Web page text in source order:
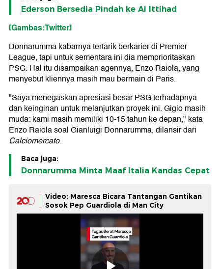
Ederson Bersedia Pindah ke Al Ittihad
[Gambas:Twitter]
Donnarumma kabarnya tertarik berkarier di Premier
League, tapi untuk sementara ini dia memprioritaskan
PSG. Hal itu disampaikan agennya, Enzo Raiola, yang
menyebut kliennya masih mau bermain di Paris.
"Saya menegaskan apresiasi besar PSG terhadapnya
dan keinginan untuk melanjutkan proyek ini. Gigio masih
muda: kami masih memiliki 10-15 tahun ke depan," kata
Enzo Raiola soal Gianluigi Donnarumma, dilansir dari
Calciomercato.
Baca juga:
Donnarumma Minta Maaf Italia Kandas Cepat
Video: Maresca Bicara Tantangan Gantikan
Sosok Pep Guardiola di Man City